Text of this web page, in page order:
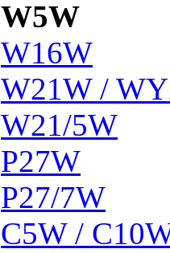
W5W
W16W
W21W /
W21/5W
P27W
P27/7W
C5W /